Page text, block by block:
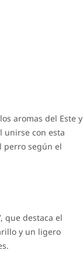
aromas del Este y
unirse con esta
perro según el
que destaca el
y un ligero